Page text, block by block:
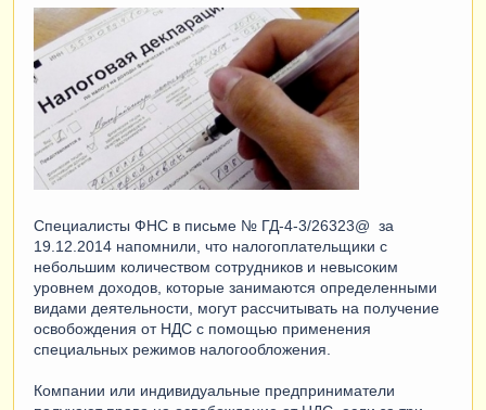
Специалисты ФНС в письме № ГД-4-3/26323@ за
19.12.2014 напомнили, что налогоплательщики с
небольшим количеством сотрудников и невысоким
уровнем доходов, которые занимаются определенными
видами деятельности, могут рассчитывать на получение
освобождения от НДС с помощью применения
специальных режимов налогообложения.
Компании или индивидуальные предприниматели